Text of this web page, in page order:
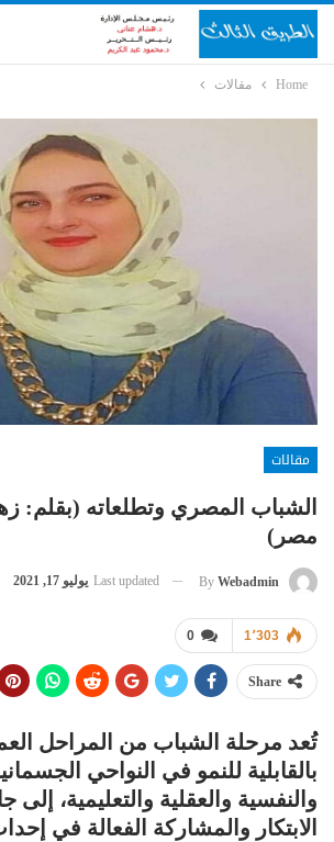
Home مقالات
مقالات
الشباب المصري وتطلعاته (بقلم:
مصر)
By Webadmin
Last updated يوليو 17, 2021
0 1٬303
Share
تُعد مرحلة الشباب من المراحل
بالقابلية للنمو في النواحي
والنفسية والعقلية والتعليمية،
الابتكار والمشاركة الفعالة في